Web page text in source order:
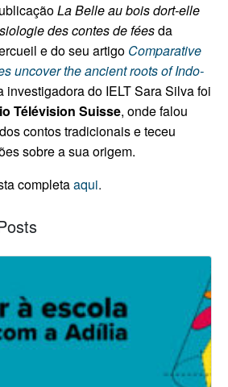
La Belle au bois dort-elle
des contes de féesda
e do seu artigo Comparative
uncover the ancient roots of Indo-
investigadora do IELT Sara Silva foi
Télévision Suisse, onde falou
contos tradicionais e teceu
sobre a sua origem.
completaaqui.